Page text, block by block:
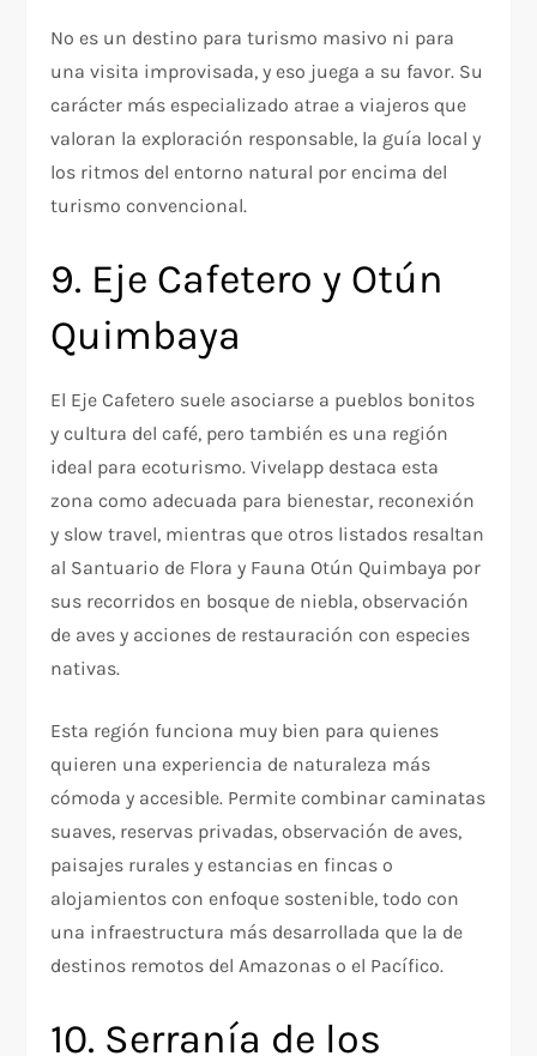
No es un destino para turismo masivo ni para
una visita improvisada, y eso juega a su favor. Su
carácter más especializado atrae a viajeros que
valoran la exploración responsable, la guía local y
los ritmos del entorno natural por encima del
turismo convencional.​
9. Eje Cafetero y Otún
Quimbaya
El Eje Cafetero suele asociarse a pueblos bonitos
y cultura del café, pero también es una región
ideal para ecoturismo. Vivelapp destaca esta
zona como adecuada para bienestar, reconexión
y slow travel, mientras que otros listados resaltan
al Santuario de Flora y Fauna Otún Quimbaya por
sus recorridos en bosque de niebla, observación
de aves y acciones de restauración con especies
nativas.
Esta región funciona muy bien para quienes
quieren una experiencia de naturaleza más
cómoda y accesible. Permite combinar caminatas
suaves, reservas privadas, observación de aves,
paisajes rurales y estancias en fincas o
alojamientos con enfoque sostenible, todo con
una infraestructura más desarrollada que la de
destinos remotos del Amazonas o el Pacífico.
10. Serranía de los